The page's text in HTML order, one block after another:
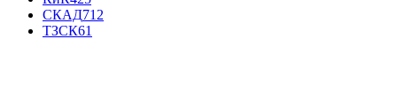
СКАД712
ТЗСК61